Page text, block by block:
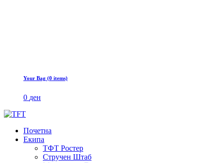
Your Bag (0 items)
0 ден
Почетна
Екипа
ТФТ Ростер
Стручен Штаб